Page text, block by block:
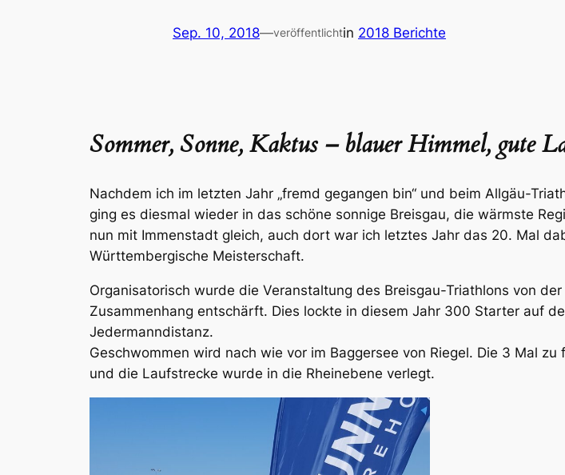
Sep. 10, 2018—veröffentlichtin 2018 Berichte
Sommer, Sonne, Kaktus – blauer Himmel, gute
Nachdem ich im letzten Jahr „fremd gegangen bin“ und beim Allgäu-
ging es diesmal wieder in das schöne sonnige Breisgau, die wärmste
nun mit Immenstadt gleich, auch dort war ich letztes Jahr das 20. Mal
Württembergische Meisterschaft.
Organisatorisch wurde die Veranstaltung des Breisgau-Triathlons von
Zusammenhang entschärft. Dies lockte in diesem Jahr 300 Starter auf
Jedermanndistanz.
Geschwommen wird nach wie vor im Baggersee von Riegel. Die 3 Mal
und die Laufstrecke wurde in die Rheinebene verlegt.